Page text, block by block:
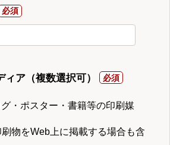
ア（複数選択可）
・ポスター・書籍等の印刷媒
物をWeb上に掲載する場合も含